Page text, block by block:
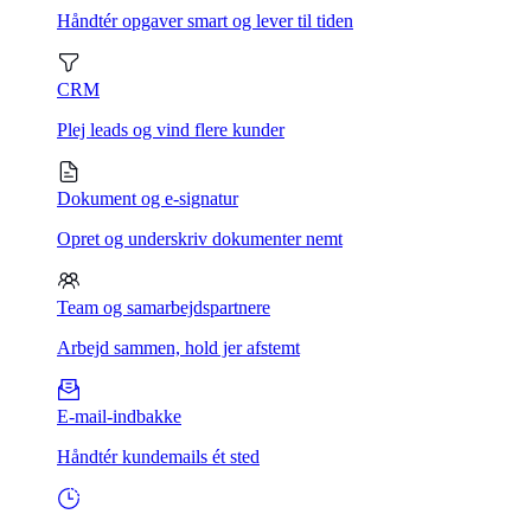
Håndtér opgaver smart og lever til tiden
CRM
Plej leads og vind flere kunder
Dokument og e-signatur
Opret og underskriv dokumenter nemt
Team og samarbejdspartnere
Arbejd sammen, hold jer afstemt
E-mail-indbakke
Håndtér kundemails ét sted